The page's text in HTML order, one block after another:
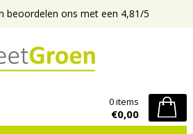
beoordelen ons met een 4,81/5
0 items
€0,00